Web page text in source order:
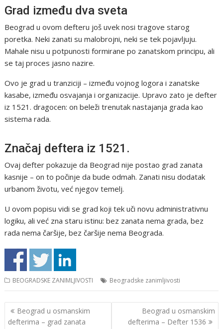
Grad između dva sveta
Beograd u ovom defteru još uvek nosi tragove starog
poretka. Neki zanati su malobrojni, neki se tek pojavljuju.
Mahale nisu u potpunosti formirane po zanatskom principu, ali
se taj proces jasno nazire.
Ovo je grad u tranziciji – između vojnog logora i zanatske
kasabe, između osvajanja i organizacije. Upravo zato je defter
iz 1521. dragocen: on beleži trenutak nastajanja grada kao
sistema rada.
Značaj deftera iz 1521.
Ovaj defter pokazuje da Beograd nije postao grad zanata
kasnije – on to počinje da bude odmah. Zanati nisu dodatak
urbanom životu, već njegov temelj.
U ovom popisu vidi se grad koji tek uči novu administrativnu
logiku, ali već zna staru istinu: bez zanata nema grada, bez
rada nema čaršije, bez čaršije nema Beograda.
BEOGRADSKE ZANIMLJIVOSTI Beogradske zanimljivosti
Кретање
чланка
Beograd u osmanskim
defterima – grad zanata
Beograd u osmanskim
defterima – Defter 1536